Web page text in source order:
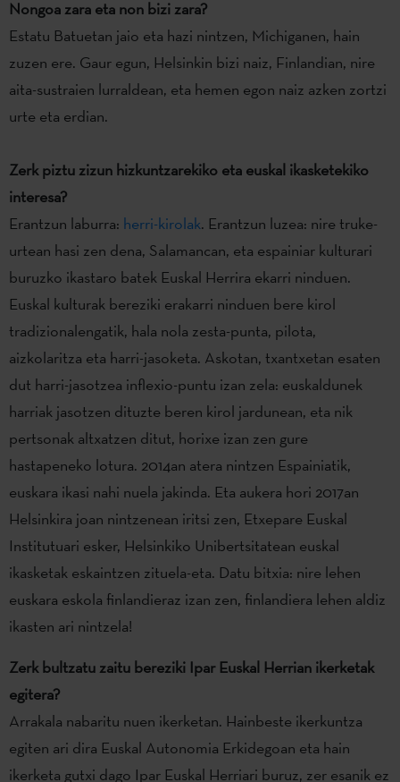
Nongoa zara eta non bizi zara?
Estatu Batuetan jaio eta hazi nintzen, Michiganen, hain
zuzen ere. Gaur egun, Helsinkin bizi naiz, Finlandian, nire
aita-sustraien lurraldean, eta hemen egon naiz azken zortzi
urte eta erdian.
Zerk piztu zizun hizkuntzarekiko eta euskal ikasketekiko
interesa?
Erantzun laburra: herri-kirolak. Erantzun luzea: nire truke-
urtean hasi zen dena, Salamancan, eta espainiar kulturari
buruzko ikastaro batek Euskal Herrira ekarri ninduen.
Euskal kulturak bereziki erakarri ninduen bere kirol
tradizionalengatik, hala nola zesta-punta, pilota,
aizkolaritza eta harri-jasoketa. Askotan, txantxetan esaten
dut harri-jasotzea inflexio-puntu izan zela: euskaldunek
harriak jasotzen dituzte beren kirol jardunean, eta nik
pertsonak altxatzen ditut, horixe izan zen gure
hastapeneko lotura. 2014an atera nintzen Espainiatik,
euskara ikasi nahi nuela jakinda. Eta aukera hori 2017an
Helsinkira joan nintzenean iritsi zen, Etxepare Euskal
Institutuari esker, Helsinkiko Unibertsitatean euskal
ikasketak eskaintzen zituela-eta. Datu bitxia: nire lehen
euskara eskola finlandieraz izan zen, finlandiera lehen aldiz
ikasten ari nintzela!
Zerk bultzatu zaitu bereziki Ipar Euskal Herrian ikerketak
egitera?
Arrakala nabaritu nuen ikerketan. Hainbeste ikerkuntza
egiten ari dira Euskal Autonomia Erkidegoan eta hain
ikerketa gutxi dago Ipar Euskal Herriari buruz, zer esanik ez